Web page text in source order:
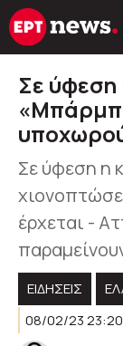
Μετάβαση
σε
Σε ύφεση
Σε ύφεση η
έρχεται -
ΕΙΔΗΣΕΙΣ
08/02/23 23:20